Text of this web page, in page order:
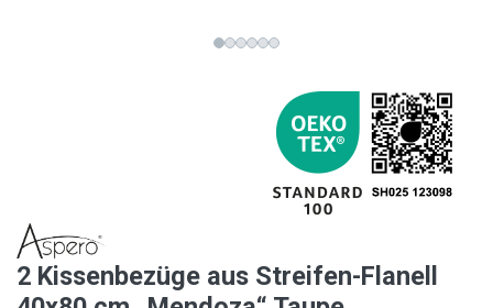
2 Kissenbezüge aus Streifen-Flanell